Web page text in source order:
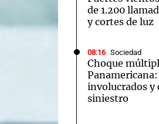
de 1.200
y cortes de luz
08:16 Sociedad
Choque
involucrados y
siniestro